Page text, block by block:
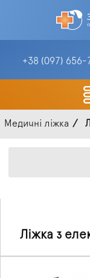
+38 (097) 656-
Медичні ліжка
Ліжка з